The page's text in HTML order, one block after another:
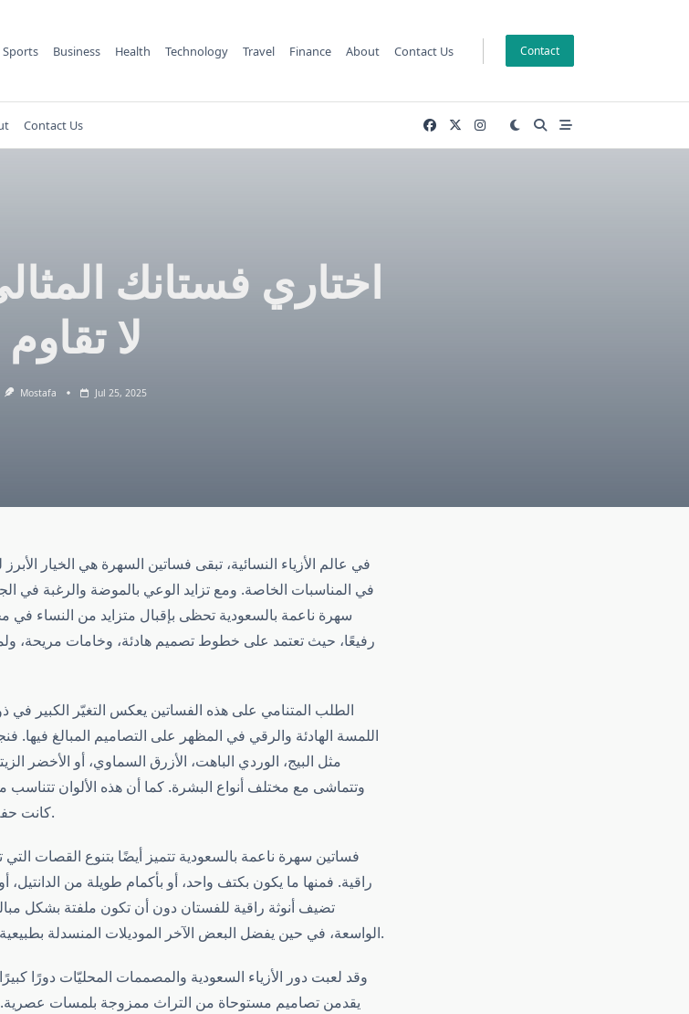
Sports Business Health Technology Travel Finance About Contact Us Contact
Contact Us
اختاري فستانك
لا تقاوم
Mostafa Jul 25, 2025
في عالم الأزياء النسائية، تبقى فساتين السهرة هي الخيار
في المناسبات الخاصة. ومع تزايد الوعي بالموضة والرغبة في
سهرة ناعمة بالسعودية تحظى بإقبال متزايد من النساء في
رفيعًا، حيث تعتمد على خطوط تصميم هادئة، وخامات مريحة،
الطلب المتنامي على هذه الفساتين يعكس التغيّر الكبير
اللمسة الهادئة والرقي في المظهر على التصاميم المبالغ فيها.
مثل البيج، الوردي الباهت، الأزرق السماوي، أو الأخضر
وتتماشى مع مختلف أنواع البشرة. كما أن هذه الألوان
كانت حفلات خطوبة، أو تخرج، أو مناسبات عائلية.
فساتين سهرة ناعمة بالسعودية تتميز أيضًا بتنوع القصات
راقية. فمنها ما يكون بكتف واحد، أو بأكمام طويلة من
تضيف أنوثة راقية للفستان دون أن تكون ملفتة بشكل
الواسعة، في حين يفضل البعض الآخر الموديلات المنسدلة بطبيعية مع تفاصيل ناعمة عند الخصر أو الأكمام.
وقد لعبت دور الأزياء السعودية والمصممات المحليّات دورًا
يقدمن تصاميم مستوحاة من التراث ممزوجة بلمسات عصرية.